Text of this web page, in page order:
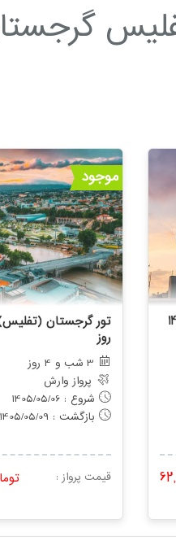
1405
موجود
روز
3 شب و 4 روز
پرواز وارش
شروع : 1405/05/06
بازگشت : 1405/05/09
قیمت پرواز :